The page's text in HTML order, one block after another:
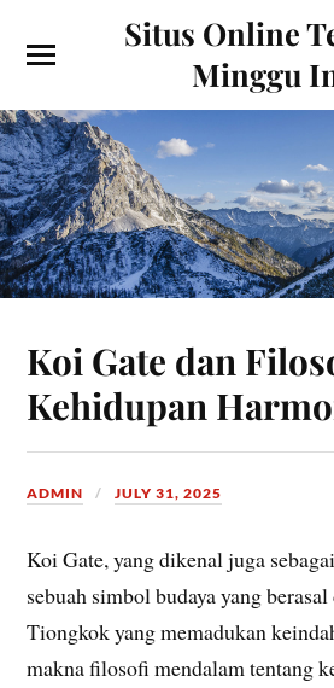
Situs Online
Minggu
Koi Gate dan
Kehidupan
ADMIN JULY 31, 2025
Koi Gate, yang dikenal juga
sebuah simbol budaya yang
Tiongkok yang memadukan
makna filosofi mendalam tentang